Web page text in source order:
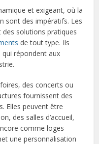
et exigeant, où la
sont des impératifs. Les
solutions pratiques
de tout type. Ils
répondent aux
des concerts ou
fournissent des
Elles peuvent être
des salles d’accueil,
comme loges
une personnalisation